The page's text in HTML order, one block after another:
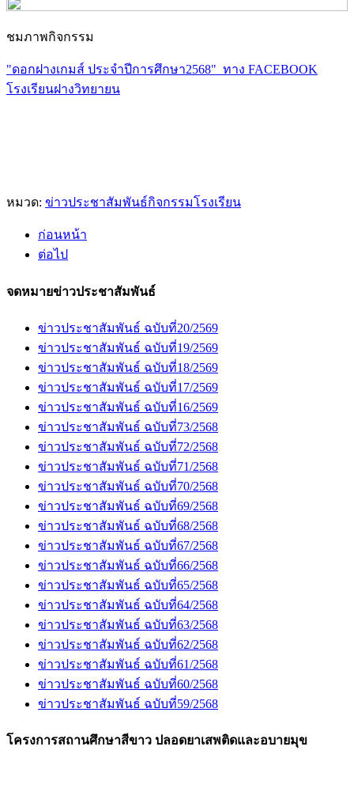
ชมภาพกิจกรรม
"ดอกฝางเกมส์ ประจำปีการศึกษา2568" ทาง FACEBOOK
โรงเรียนฝางวิทยายน
หมวด: ข่าวประชาสัมพันธ์กิจกรรมโรงเรียน
ก่อนหน้า
ต่อไป
จดหมายข่าวประชาสัมพันธ์
ข่าวประชาสัมพันธ์ ฉบับที่20/2569
ข่าวประชาสัมพันธ์ ฉบับที่19/2569
ข่าวประชาสัมพันธ์ ฉบับที่18/2569
ข่าวประชาสัมพันธ์ ฉบับที่17/2569
ข่าวประชาสัมพันธ์ ฉบับที่16/2569
ข่าวประชาสัมพันธ์ ฉบับที่73/2568
ข่าวประชาสัมพันธ์ ฉบับที่72/2568
ข่าวประชาสัมพันธ์ ฉบับที่71/2568
ข่าวประชาสัมพันธ์ ฉบับที่70/2568
ข่าวประชาสัมพันธ์ ฉบับที่69/2568
ข่าวประชาสัมพันธ์ ฉบับที่68/2568
ข่าวประชาสัมพันธ์ ฉบับที่67/2568
ข่าวประชาสัมพันธ์ ฉบับที่66/2568
ข่าวประชาสัมพันธ์ ฉบับที่65/2568
ข่าวประชาสัมพันธ์ ฉบับที่64/2568
ข่าวประชาสัมพันธ์ ฉบับที่63/2568
ข่าวประชาสัมพันธ์ ฉบับที่62/2568
ข่าวประชาสัมพันธ์ ฉบับที่61/2568
ข่าวประชาสัมพันธ์ ฉบับที่60/2568
ข่าวประชาสัมพันธ์ ฉบับที่59/2568
โครงการสถานศึกษาสีขาว ปลอดยาเสพติดและอบายมุข